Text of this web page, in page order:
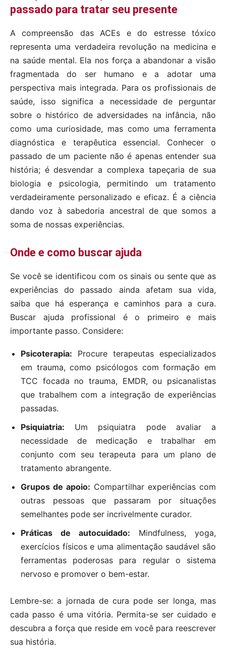
passado para tratar seu presente
A compreensão das ACEs e do estresse tóxico
representa uma verdadeira revolução na medicina e
na saúde mental. Ela nos força a abandonar a visão
fragmentada do ser humano e a adotar uma
perspectiva mais integrada. Para os profissionais de
saúde, isso significa a necessidade de perguntar
sobre o histórico de adversidades na infância, não
como uma curiosidade, mas como uma ferramenta
diagnóstica e terapêutica essencial. Conhecer o
passado de um paciente não é apenas entender sua
história; é desvendar a complexa tapeçaria de sua
biologia e psicologia, permitindo um tratamento
verdadeiramente personalizado e eficaz. É a ciência
dando voz à sabedoria ancestral de que somos a
soma de nossas experiências.
Onde e como buscar ajuda
Se você se identificou com os sinais ou sente que as
experiências do passado ainda afetam sua vida,
saiba que há esperança e caminhos para a cura.
Buscar ajuda profissional é o primeiro e mais
importante passo. Considere:
Psicoterapia: Procure terapeutas especializados
em trauma, como psicólogos com formação em
TCC focada no trauma, EMDR, ou psicanalistas
que trabalhem com a integração de experiências
passadas.
Psiquiatria: Um psiquiatra pode avaliar a
necessidade de medicação e trabalhar em
conjunto com seu terapeuta para um plano de
tratamento abrangente.
Grupos de apoio: Compartilhar experiências com
outras pessoas que passaram por situações
semelhantes pode ser incrivelmente curador.
Práticas de autocuidado: Mindfulness, yoga,
exercícios físicos e uma alimentação saudável são
ferramentas poderosas para regular o sistema
nervoso e promover o bem-estar.
Lembre-se: a jornada de cura pode ser longa, mas
cada passo é uma vitória. Permita-se ser cuidado e
descubra a força que reside em você para reescrever
sua história.